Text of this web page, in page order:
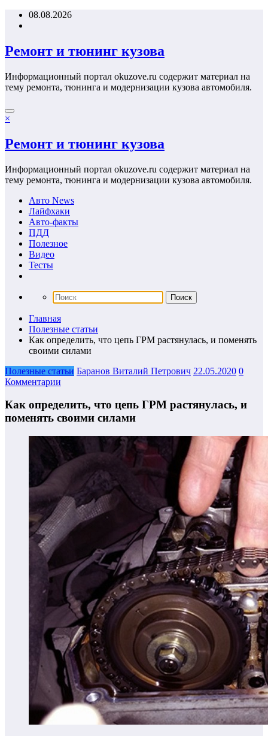
Перейти08.08.2026
Ремонт и тюнинг кузова
Информационный портал okuzove.ru содержит материал на
тему ремонта, тюнинга и модернизации кузова автомобиля.
×
Ремонт и тюнинг кузова
Информационный портал okuzove.ru содержит материал на
тему ремонта, тюнинга и модернизации кузова автомобиля.
Авто News
Лайфхаки
Авто-факты
ПДД
Полезное
Видео
Тесты
Главная
Полезные статьи
Как определить, что цепь ГРМ растянулась, и поменять
своими силами
Полезные статьи Баранов Виталий Петрович 22.05.2020 0
Комментарии
Как определить, что цепь ГРМ растянулась, и
поменять своими силами